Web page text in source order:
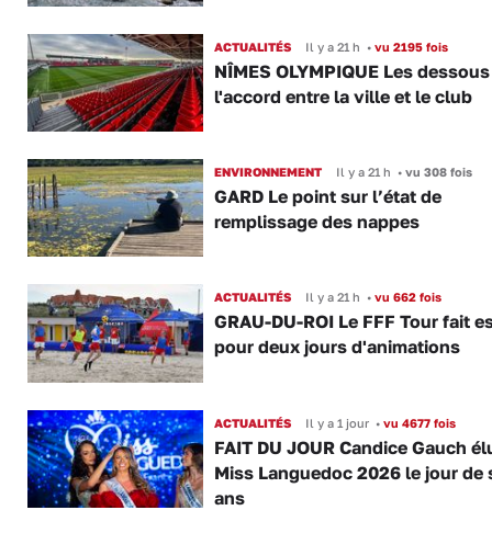
ACTUALITÉS Il y a 21 h •vu 2195 fois
NÎMES OLYMPIQUE Les
l'accord entre la ville et le club
ENVIRONNEMENT Il y a 21 h •vu 308 fois
GARD Le point sur l’état de
remplissage des nappes
ACTUALITÉS Il y a 21 h •vu 662 fois
GRAU-DU-ROI Le FFF Tour fait
pour deux jours d'animations
ACTUALITÉS Il y a 1 jour •vu 4677 fois
FAIT DU JOUR Candice Gauch
Miss Languedoc 2026 le jour de
ans